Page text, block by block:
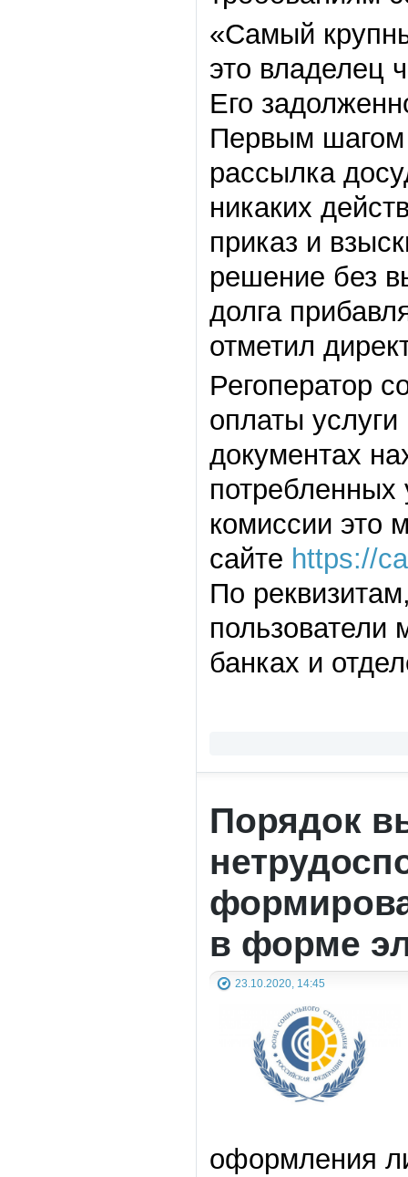
«Самый
это владелец
Его
Первым шагом
рассылка
никаких
приказ и
решение без
долга
отметил
Регоператор
оплаты
документах
потребленных
комиссии это
сайте https://
По
пользователи
банках и
Порядок
в форме
23.10.2020, 14:45
оформления